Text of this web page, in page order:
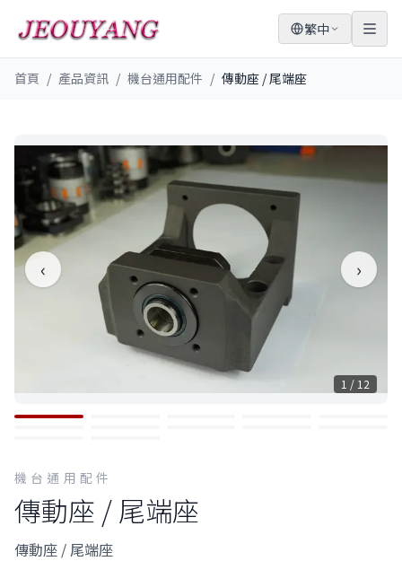
繁中
首頁 / 產品資訊 / 機台通用配件 / 傳動座 / 尾端座
‹ ›
1 / 12
機台通用配件
傳動座 / 尾端座
傳動座 / 尾端座